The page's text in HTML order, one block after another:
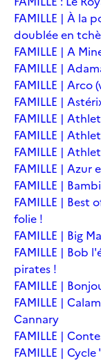
FAMILLE | À la
doublée en
FAMILLE | A
FAMILLE |
FAMILLE | Arco
FAMILLE |
FAMILLE |
FAMILLE |
FAMILLE |
FAMILLE | Azur
FAMILLE |
FAMILLE | Best
folie !
FAMILLE | Big
FAMILLE | Bob
pirates !
FAMILLE |
FAMILLE |
Cannary
FAMILLE |
FAMILLE |